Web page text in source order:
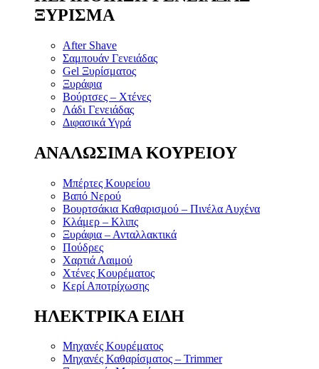
ΞΥΡΙΣΜΑ
After Shave
Σαμπουάν Γενειάδας
Gel Ξυρίσματος
Ξυράφια
Βούρτσες – Χτένες
Λάδι Γενειάδας
Διφασικά Υγρά
ΑΝΑΛΩΣΙΜΑ ΚΟΥΡΕΙΟΥ
Μπέρτες Κουρείου
Βαπό Νερού
Βουρτσάκια Καθαρισμού – Πινέλα Αυχένα
Κλάμερ – Κλιπς
Ξυράφια – Ανταλλακτικά
Πούδρες
Χαρτιά Λαιμού
Χτένες Κουρέματος
Κερί Αποτρίχωσης
ΗΛΕΚΤΡΙΚΑ ΕΙΔΗ
Μηχανές Κουρέματος
Μηχανές Καθαρίσματος – Trimmer